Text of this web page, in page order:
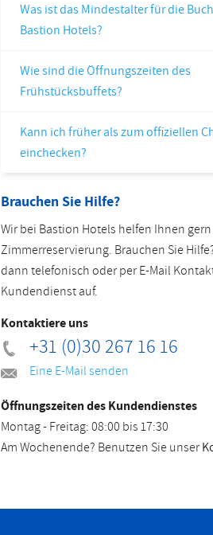
Tschechisch
Was ist das Mindestalter für die
Bastion Hotels?
Wie sind die Öffnungszeiten des
Frühstücksbuffets?
Kann ich früher als zum offiziellen
einchecken?
Brauchen Sie Hilfe?
Wir bei Bastion Hotels helfen Ihnen
Zimmerreservierung. Brauchen Sie
dann telefonisch oder per E-Mail
Kundendienst auf.
Kontaktiere uns
+31 (0)30 267 16 16
Eine E-Mail senden
Öffnungszeiten des Kundendienstes
Montag - Freitag: 08:00 bis 17:30
Am Wochenende? Benutzen Sie unser